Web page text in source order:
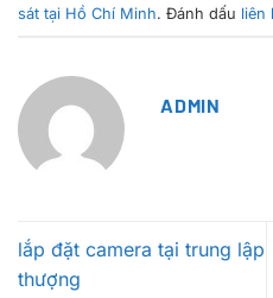
sát tại Hồ Chí Minh. Đánh dấu liên
ADMIN
lắp đặt camera tại trung lập
thượng